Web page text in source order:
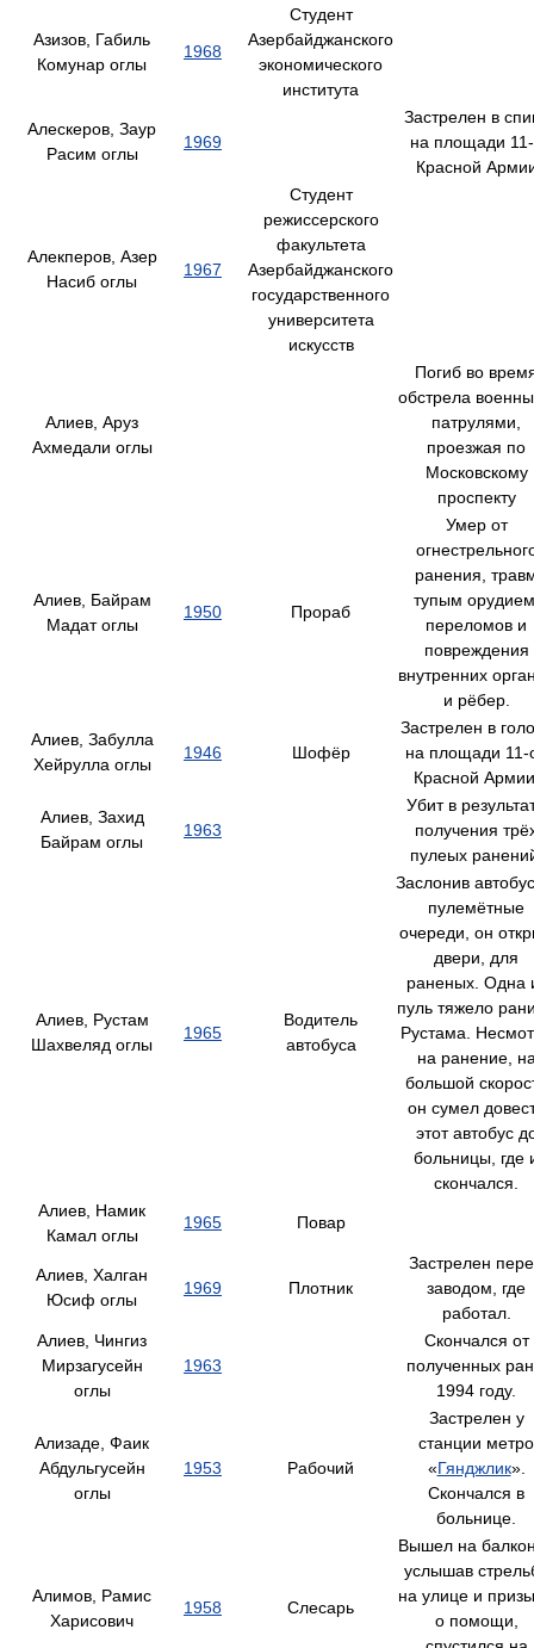
Азизов, Габиль
Комунар оглы
1968
Студент
Азербайджанского
экономического
института
Алескеров, Заур
Расим оглы
1969
Застрелен в
на площади
Красной
Алекперов, Азер
Насиб оглы
1967
Студент
режиссерского
факультета
Азербайджанского
государственного
университета
искусств
Алиев, Аруз
Ахмедали оглы
Погиб во
обстрела
патрулями,
проезжая по
Московскому
проспекту
Алиев, Байрам
Мадат оглы
1950 Прораб
Умер от
ранения,
тупым
переломов и
повреждения
внутренних
и рёбер.
Алиев, Забулла
Хейрулла оглы
1946 Шофёр
Застрелен в
на площади 11-
Красной
Алиев, Захид
Байрам оглы
1963
Убит в
получения
пулеых
Алиев, Рустам
Шахвеляд оглы
1965
Водитель
автобуса
Заслонив
пулемётные
очереди, он
двери, для
раненых. Одна
пуль тяжело
Рустама.
на ранение,
большой
он сумел
этот автобус
больницы, где
скончался.
Алиев, Намик
Камал оглы
1965 Повар
Алиев, Халган
Юсиф оглы
1969 Плотник
Застрелен
заводом, где
работал.
Алиев, Чингиз
Мирзагусейн
оглы
1963
Скончался от
полученных
1994 году.
Ализаде, Фаик
Абдульгусейн
оглы
1953 Рабочий
Застрелен у
станции метро
«Гянджлик».
Скончался в
больнице.
Алимов, Рамис
Харисович
1958 Слесарь
Вышел на
услышав
на улице и
о помощи,